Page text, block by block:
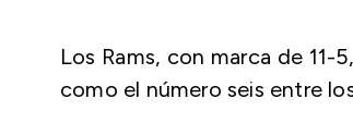
Los Rams, con marca de
como el número seis entre